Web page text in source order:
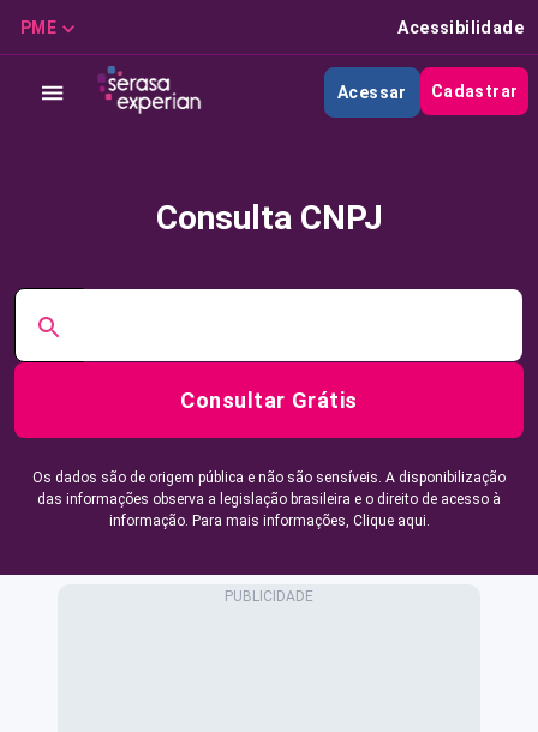
PME Acessibilidade
Acessar Cadastrar
Consulta CNPJ
Consultar Grátis
Os dados são de origem pública e não são sensíveis. A disponibilização
das informações observa a legislação brasileira e o direito de acesso à
informação. Para mais informações, Clique aqui.